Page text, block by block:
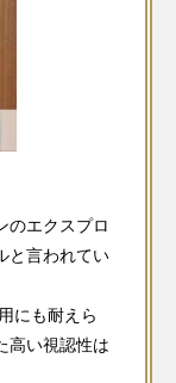
のエクスプロ
と言われてい
にも耐えら
高い視認性は